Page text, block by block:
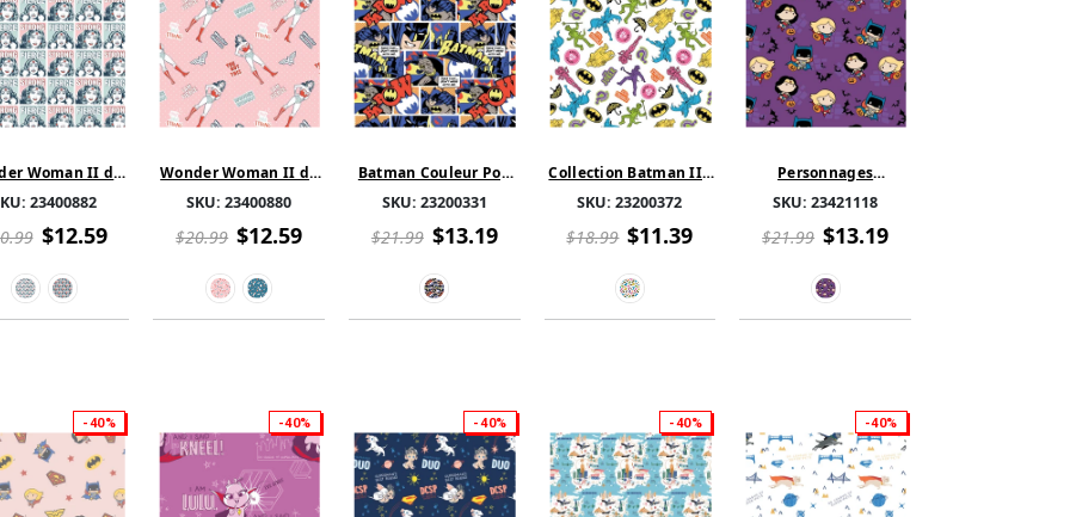
Woman II de
Coton
23400882
$12.59
Wonder Woman II de
d'Affirmation - Coton
SKU:23400880
$20.99 $12.59
Batman Couleur Pop
Orange
SKU: 23200331
$21.99 $13.19
Collection Batman II -
Méchants - Coton -
Blanc
SKU:23200372
$18.99 $11.39
Personnages
Halloween fille
puissance Kawaii -
Mauve
SKU:23421118
$21.99 $13.19
-40% -40% -40% -40% -40%